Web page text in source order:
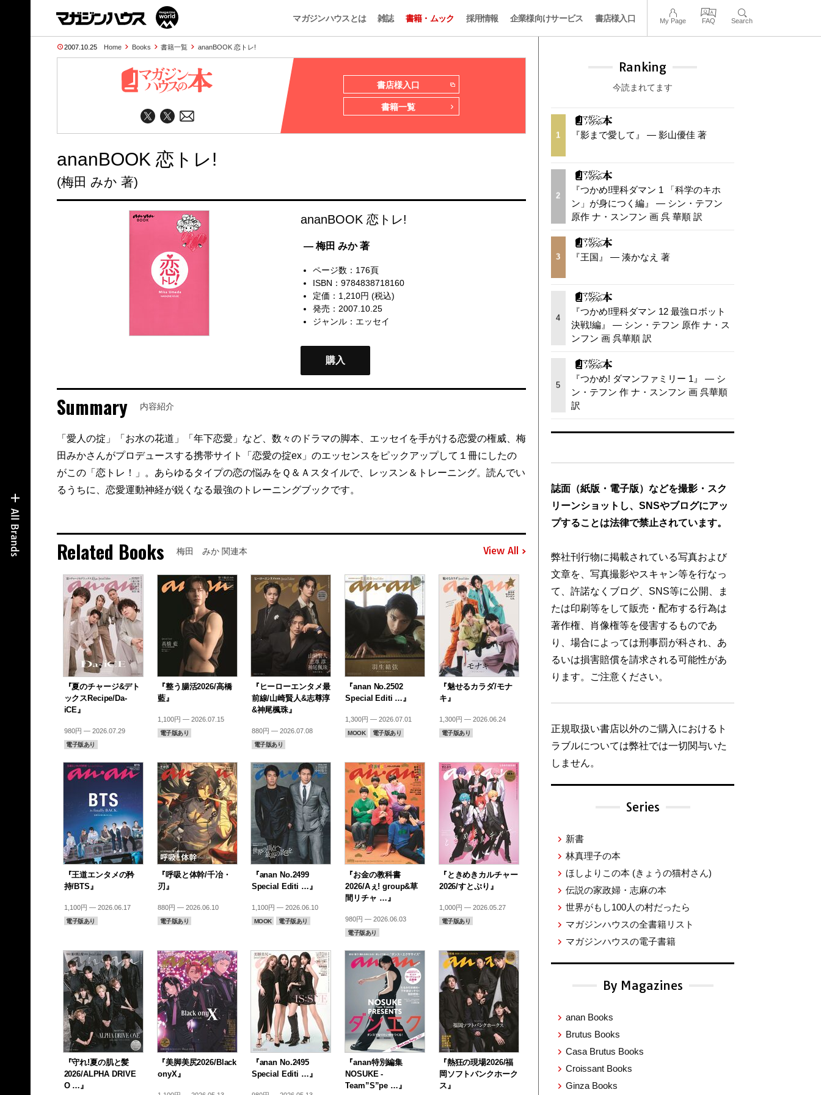
マガジンハウスとは 雑誌 書籍・ムック 採用情報 企業様向けサービス 書店様入口 My Page FAQ Search
2007.10.25 Home Books 書籍一覧 ananBOOK 恋トレ!
書店様入口
書籍一覧
ananBOOK 恋トレ!
(梅田 みか 著)
ananBOOK 恋トレ!
— 梅田 みか 著
ページ数：176頁
ISBN：9784838718160
定価：1,210円 (税込)
発売：2007.10.25
ジャンル： エッセイ
購入
Summary 内容紹介
「愛人の掟」「お水の花道」「年下恋愛」など、数々のドラマの脚本、エッセイを手がける恋愛の権威、梅
田みかさんがプロデュースする携帯サイト「恋愛の掟ex」のエッセンスをピックアップして１冊にしたの
がこの「恋トレ！」。あらゆるタイプの恋の悩みをＱ＆Ａスタイルで、レッスン＆トレーニング。読んでい
るうちに、恋愛運動神経が鋭くなる最強のトレーニングブックです。
Related Books 梅田 みか 関連本 View All
『夏のチャージ&デト
ックスRecipe/Da-
iCE』
980円 — 2026.07.29
電子版あり
『整う腸活2026/高橋
藍』
1,100円 — 2026.07.15
電子版あり
『ヒーローエンタメ最
前線/山崎賢人&志尊淳
&神尾楓珠』
880円 — 2026.07.08
電子版あり
『anan No.2502
Special Editi …』
1,300円 — 2026.07.01
MOOK 電子版あり
『魅せるカラダ/モナ
キ』
1,300円 — 2026.06.24
電子版あり
『王道エンタメの矜
持/BTS』
1,100円 — 2026.06.17
電子版あり
『呼吸と体幹/千冶・
刃』
880円 — 2026.06.10
電子版あり
『anan No.2499
Special Editi …』
1,100円 — 2026.06.10
MOOK 電子版あり
『お金の教科書
2026/Aぇ! group&草
間リチャ …』
980円 — 2026.06.03
電子版あり
『ときめきカルチャー
2026/すとぷり』
1,000円 — 2026.05.27
電子版あり
『守れ!夏の肌と髪
2026/ALPHA DRIVE
O …』
『美脚美尻2026/Black
onyX』
『anan No.2495
Special Editi …』
『anan特別編集
NOSUKE -
Team”S”pe …』
『熱狂の現場2026/福
岡ソフトバンクホーク
ス』
Ranking
今読まれてます
1 『影まで愛して』 — 影山優佳 著
2
『つかめ!理科ダマン 1 「科学のキホ
ン」が身につく編』 — シン・テフン
原作 ナ・スンフン 画 呉 華順 訳
3 『王国』 — 湊かなえ 著
4
『つかめ!理科ダマン 12 最強ロボット
決戦!編』 — シン・テフン 原作 ナ・ス
ンフン 画 呉華順 訳
5
『つかめ! ダマンファミリー 1』 — シ
ン・テフン 作 ナ・スンフン 画 呉華順
訳
誌面（紙版・電子版）などを撮影・スク
リーンショットし、SNSやブログにアッ
プすることは法律で禁止されています。
弊社刊行物に掲載されている写真および
文章を、写真撮影やスキャン等を行なっ
て、許諾なくブログ、SNS等に公開、ま
たは印刷等をして販売・配布する行為は
著作権、肖像権等を侵害するものであ
り、場合によっては刑事罰が科され、あ
るいは損害賠償を請求される可能性があ
ります。ご注意ください。
正規取扱い書店以外のご購入におけるト
ラブルについては弊社では一切関与いた
しません。
Series
新書
林真理子の本
ほしよりこの本 (きょうの猫村さん)
伝説の家政婦・志麻の本
世界がもし100人の村だったら
マガジンハウスの全書籍リスト
マガジンハウスの電子書籍
By Magazines
anan Books
Brutus Books
Casa Brutus Books
Croissant Books
Ginza Books